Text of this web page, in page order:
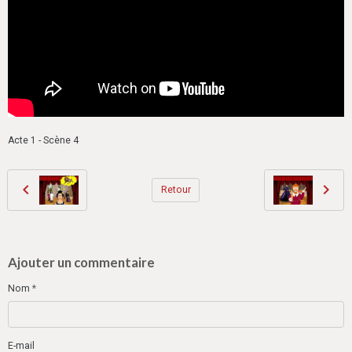
Acte 1 - Scène 4
Retour
Ajouter un commentaire
Nom
E-mail